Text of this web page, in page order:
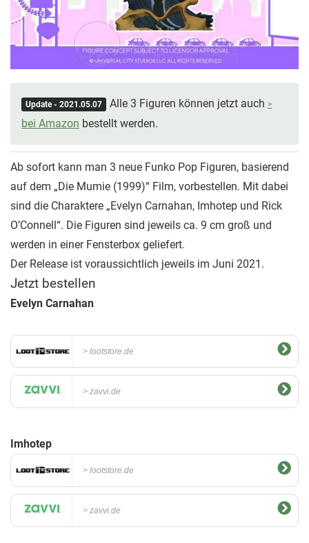
Update - 2021.05.07
Alle 3 Figuren können jetzt auch
bei Amazon bestellt werden.
Ab sofort kann man 3 neue Funko Pop Figuren, basierend
auf dem „Die Mumie (1999)“ Film, vorbestellen. Mit dabei
sind die Charaktere „Evelyn Carnahan, Imhotep und Rick
O’Connell“. Die Figuren sind jeweils ca. 9 cm groß und
werden in einer Fensterbox geliefert.
Der Release ist voraussichtlich jeweils im Juni 2021.
Jetzt bestellen
Evelyn Carnahan
lootstore.de
zavvi.de
Imhotep
lootstore.de
zavvi.de